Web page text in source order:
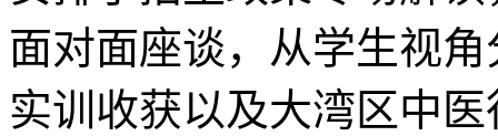
面对面座谈，从学生视
实训收获以及大湾区中